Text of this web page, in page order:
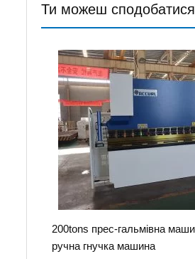
Ти можеш сподобатися
200tons прес-гальмівна
ручна гнучка машина